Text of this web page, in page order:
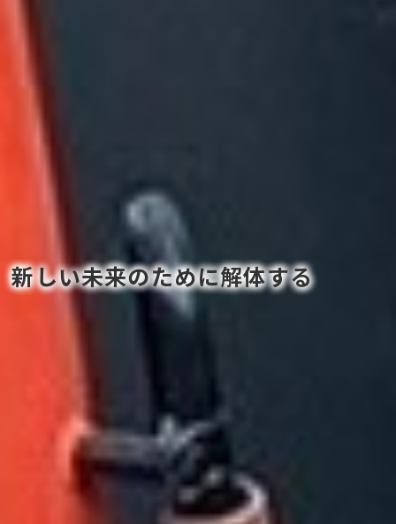
新しい未来のために解体する